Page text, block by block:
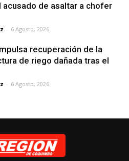
acusado de asaltar a chofer
- 6 Agosto, 2026
recuperación de la
de riego dañada tras el
- 6 Agosto, 2026